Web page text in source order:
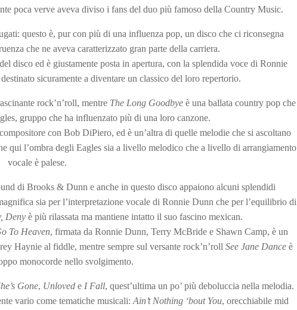
poca verve aveva diviso i fans del duo più famoso della Country Music.
questo è, pur con più di una influenza pop, un disco che ci riconsegna
che ne aveva caratterizzato gran parte della carriera.
disco ed è giustamente posta in apertura, con la splendida voce di Ronnie
sicuramente a diventare un classico del loro repertorio.
rock’n’roll, mentre The Long Goodbye è una ballata country pop che
gruppo che ha influenzato più di una loro canzone.
con Bob DiPiero, ed è un’altra di quelle melodie che si ascoltano
qui l’ombra degli Eagles sia a livello melodico che a livello di arrangiamento
vocale è palese.
di Brooks & Dunn e anche in questo disco appaiono alcuni splendidi
sia per l’interpretazione vocale di Ronnie Dunn che per l’equilibrio di
Denyè più rilassata ma mantiene intatto il suo fascino mexican.
To Heaven, firmata da Ronnie Dunn, Terry McBride e Shawn Camp, è un
Haynie al fiddle, mentre sempre sul versante rock’n’roll See Jane Danceè
monocorde nello svolgimento.
Gone, Unlovede I Fall, quest’ultima un po’ più deboluccia nella melodia.
vario come tematiche musicali:Ain’t Nothing ‘bout You, orecchiabile mid